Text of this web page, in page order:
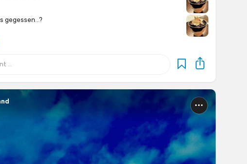
gegessen...?